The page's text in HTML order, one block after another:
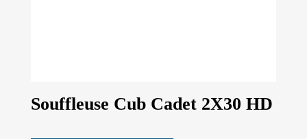
Souffleuse Cub Cadet 2X30 HD